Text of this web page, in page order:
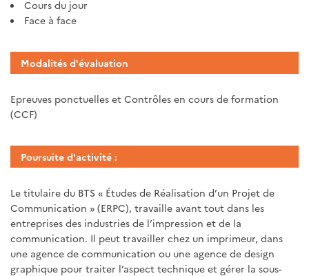
Cours du jour
Face à face
Modalités d'évaluation
Epreuves ponctuelles et Contrôles en cours de formation
(CCF)
Poursuite d'activité :
Le titulaire du BTS « Études de Réalisation d’un Projet de
Communication » (ERPC), travaille avant tout dans les
entreprises des industries de l’impression et de la
communication. Il peut travailler chez un imprimeur, dans
une agence de communication ou une agence de design
graphique pour traiter l’aspect technique et gérer la sous-